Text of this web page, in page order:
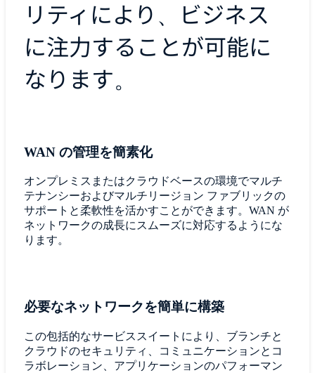
リティにより、ビジネス
に注力することが可能に
なります。
WAN の管理を簡素化
オンプレミスまたはクラウドベースの環境でマルチ
テナンシーおよびマルチリージョン ファブリックの
サポートと柔軟性を活かすことができます。WAN が
ネットワークの成長にスムーズに対応するようにな
ります。
必要なネットワークを簡単に構築
この包括的なサービススイートにより、ブランチと
クラウドのセキュリティ、コミュニケーションとコ
ラボレーション、アプリケーションのパフォーマン